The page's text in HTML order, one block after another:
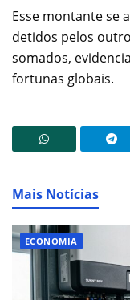
Esse montante se
detidos pelos
somados,
fortunas globais.
Mais Notícias
ECONOMIA